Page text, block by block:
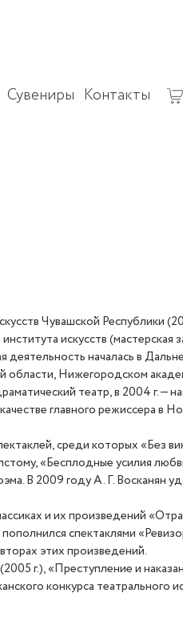
Сувениры Контакты
Чувашской Республики(
искусств(мастерская
деятельность началась в
области, Нижегородском
театр, в 2004 г. —
главного режиссера в
среди которых«Без
«Бесплодные усилия
В 2009 годуА. Г. Восканян
и их произведений«
спектаклями«
этих произведений.
(2005 г.), «Преступление и
конкурса театрального